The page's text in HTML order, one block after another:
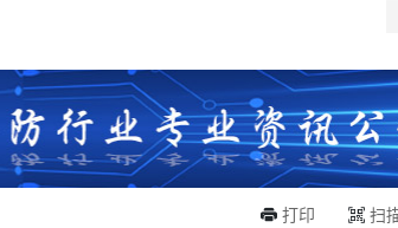
打印 扫